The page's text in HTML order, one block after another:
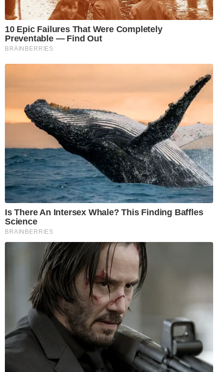
10 Epic Failures That Were Completely
Preventable — Find Out
BRAINBERRIES
Is There An Intersex Whale? This Finding Baffles
Science
BRAINBERRIES